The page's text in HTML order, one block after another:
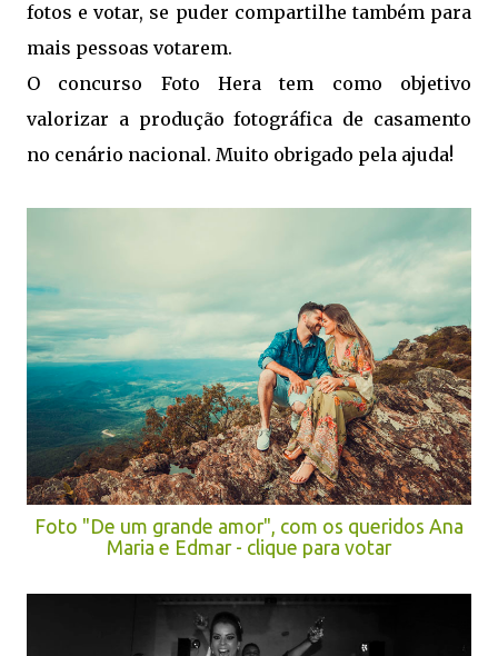
fotos e votar, se puder compartilhe também para
mais pessoas votarem.
O concurso Foto Hera tem como objetivo
valorizar a produção fotográfica de casamento
no cenário nacional. Muito obrigado pela ajuda!
Foto "De um grande amor", com os queridos Ana
Maria e Edmar - clique para votar